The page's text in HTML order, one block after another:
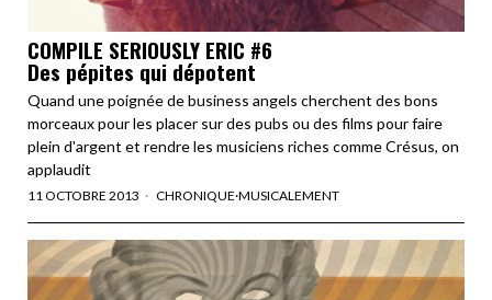
COMPILE SERIOUSLY ERIC #6
Des pépites qui dépotent
Quand une poignée de business angels cherchent des bons
morceaux pour les placer sur des pubs ou des films pour faire
plein d'argent et rendre les musiciens riches comme Crésus, on
applaudit
11 OCTOBRE 2013 CHRONIQUE·MUSICALEMENT